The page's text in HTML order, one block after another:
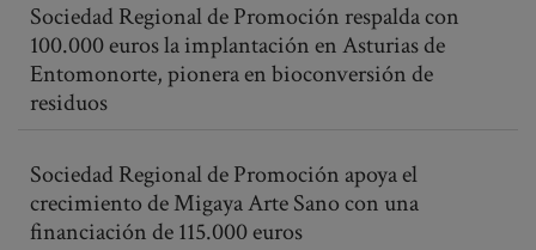
Sociedad Regional de Promoción respalda con
100.000 euros la implantación en Asturias de
Entomonorte, pionera en bioconversión de
residuos
Sociedad Regional de Promoción apoya el
crecimiento de Migaya Arte Sano con una
financiación de 115.000 euros